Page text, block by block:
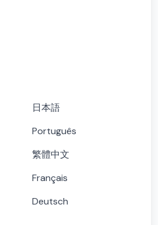
日本語
Português
繁體中文
Français
Deutsch